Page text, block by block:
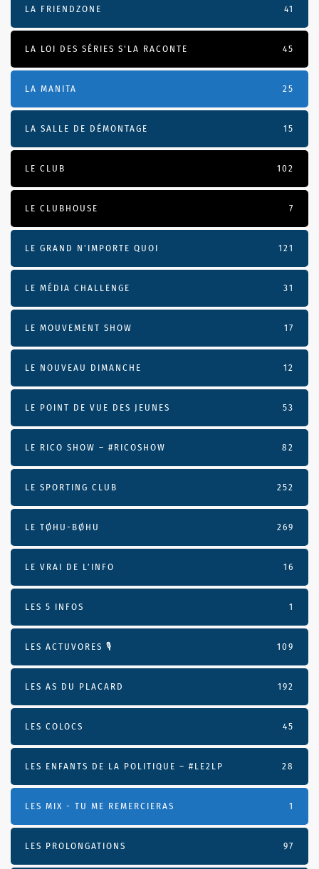
LA FRIENDZONE 41
LA LOI DES SÉRIES S'LA RACONTE 45
LA MANITA 25
LA SALLE DE DÉMONTAGE 15
LE CLUB 102
LE CLUBHOUSE 7
LE GRAND N’IMPORTE QUOI 121
LE MÉDIA CHALLENGE 31
LE MOUVEMENT SHOW 17
LE NOUVEAU DIMANCHE 12
LE POINT DE VUE DES JEUNES 53
LE RICO SHOW – #RICOSHOW 82
LE SPORTING CLUB 252
LE TØHU-BØHU 269
LE VRAI DE L’INFO 16
LES 5 INFOS 1
LES ACTUVORES 🎙 109
LES AS DU PLACARD 192
LES COLOCS 45
LES ENFANTS DE LA POLITIQUE – #LE2LP 28
LES MIX - TU ME REMERCIERAS 1
LES PROLONGATIONS 97